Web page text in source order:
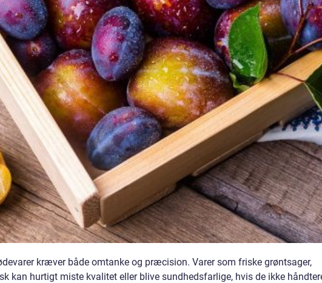
kræver både omtanke og præcision. Varer som friske grøntsager,
kan hurtigt miste kvalitet eller blive sundhedsfarlige, hvis de ikke